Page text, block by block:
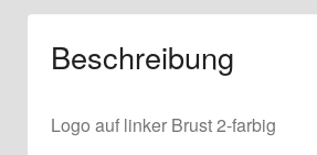
Beschreibung
Logo auf linker Brust 2-farbig